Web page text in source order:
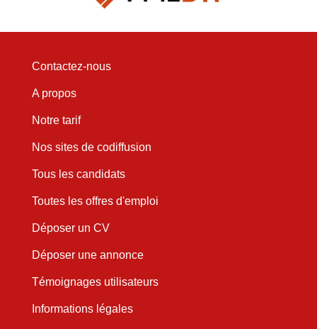
Contactez-nous
A propos
Notre tarif
Nos sites de codiffusion
Tous les candidats
Toutes les offres d'emploi
Déposer un CV
Déposer une annonce
Témoignages utilisateurs
Informations légales